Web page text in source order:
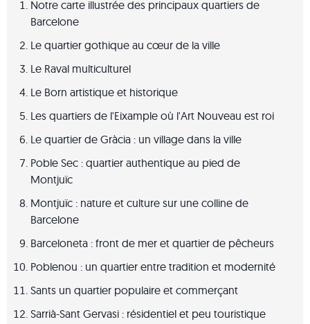
Notre carte illustrée des principaux quartiers de
Barcelone
Le quartier gothique au cœur de la ville
Le Raval multiculturel
Le Born artistique et historique
Les quartiers de l'Eixample où l'Art Nouveau est roi
Le quartier de Gràcia : un village dans la ville
Poble Sec : quartier authentique au pied de
Montjuïc
Montjuïc : nature et culture sur une colline de
Barcelone
Barceloneta : front de mer et quartier de pêcheurs
Poblenou : un quartier entre tradition et modernité
Sants un quartier populaire et commerçant
Sarrià-Sant Gervasi : résidentiel et peu touristique